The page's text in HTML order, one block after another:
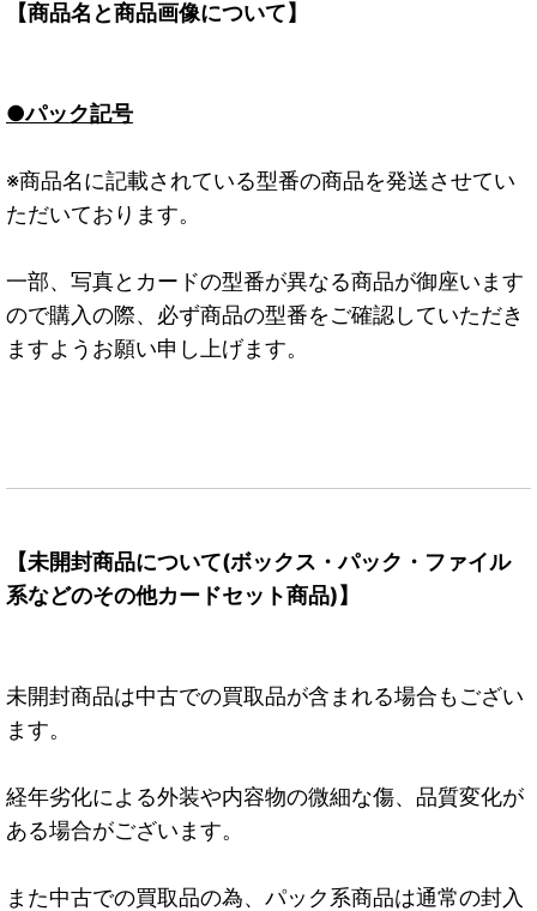
【商品名と商品画像について】
●パック記号
※商品名に記載されている型番の商品を発送させてい
ただいております。
一部、写真とカードの型番が異なる商品が御座います
ので購入の際、必ず商品の型番をご確認していただき
ますようお願い申し上げます。
【未開封商品について(ボックス・パック・ファイル
系などのその他カードセット商品)】
未開封商品は中古での買取品が含まれる場合もござい
ます。
経年劣化による外装や内容物の微細な傷、品質変化が
ある場合がございます。
また中古での買取品の為、パック系商品は通常の封入